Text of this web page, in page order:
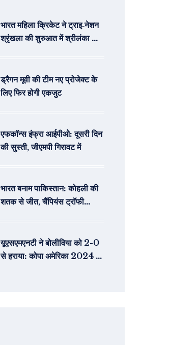
भारत महिला क्रिकेट ने ट्राइ‑नेशन
श्रृंखला की शुरुआत में श्रीलंका को
ड्रैगन मूवी की टीम नए प्रोजेक्ट के
लिए फिर होगी एकजुट
एफकॉन्स इंफ्रा आईपीओ: दूसरी दिन
की सुस्ती, जीएमपी गिरावट में
भारत बनाम पाकिस्तान: कोहली की
शतक से जीत, चैंपियंस ट्रॉफी
यूएसएमएनटी ने बोलीविया को 2-0
से हराया: कोपा अमेरिका 2024 के